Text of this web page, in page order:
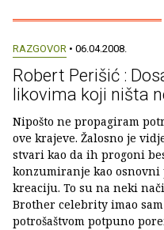
RAZGOVOR • 06.04.2008.
Robert Perišić :
likovima koji ništa
Nipošto ne propagiram
ove krajeve. Žalosno je
stvari kao da ih progoni
konzumiranje kao
kreaciju. To su na neki
Brother celebrity imao
potrošaštvom potpuno